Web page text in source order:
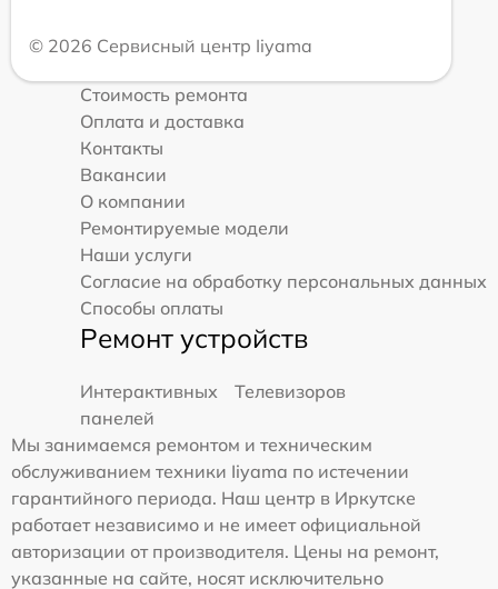
© 2026 Сервисный центр Iiyama
Стоимость ремонта
Оплата и доставка
Контакты
Вакансии
О компании
Ремонтируемые модели
Наши услуги
Согласие на обработку персональных данных
Способы оплаты
Ремонт устройств
Интерактивных
панелей
Телевизоров
Мы занимаемся ремонтом и техническим
обслуживанием техники Iiyama по истечении
гарантийного периода. Наш центр в Иркутске
работает независимо и не имеет официальной
авторизации от производителя. Цены на ремонт,
указанные на сайте, носят исключительно